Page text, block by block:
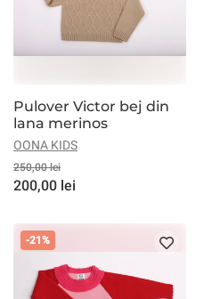
Pulover Victor bej din
lana merinos
OONA KIDS
250,00 lei
200,00 lei
-21%